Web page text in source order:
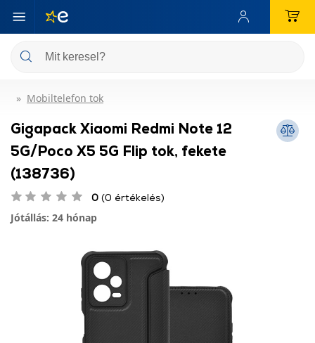
Mobiltelefon tok
Gigapack Xiaomi Redmi Note 12
5G/Poco X5 5G Flip tok, fekete
(138736)
0 (0 értékelés)
Jótállás: 24 hónap